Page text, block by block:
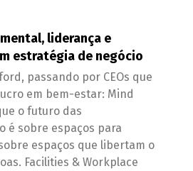
liderança e
estratégia de negócio
passando por CEOs que
em bem-estar: Mind
o futuro das
é sobre espaços para
espaços que libertam o
Facilities & Workplace